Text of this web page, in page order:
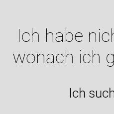
Ich habe
wonach ich
Ich